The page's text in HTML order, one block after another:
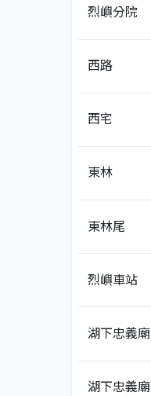
烈嶼分院
西路
西宅
東林
東林尾
烈嶼車站
湖下忠義廟
湖下忠義廟